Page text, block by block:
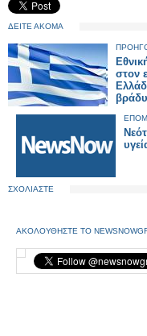
ΔΕΙΤΕ ΑΚΟΜΑ
στον
βράδυ
ΣΧΟΛΙΑΣΤΕ
ΑΚΟΛΟΥΘΗΣΤΕ ΤΟ